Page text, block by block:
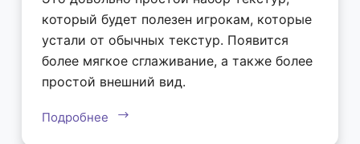
который будет полезен игрокам, которые
устали от обычных текстур. Появится
более мягкое сглаживание, а также более
простой внешний вид.
Подробнее